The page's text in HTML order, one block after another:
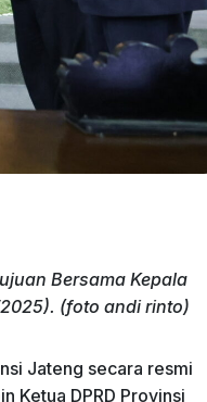
Bersama Kepala
(foto andi rinto)
Jateng secara resmi
Ketua DPRD Provinsi